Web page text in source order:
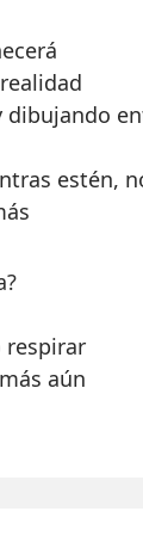
dibujando
estén,
respirar
aún